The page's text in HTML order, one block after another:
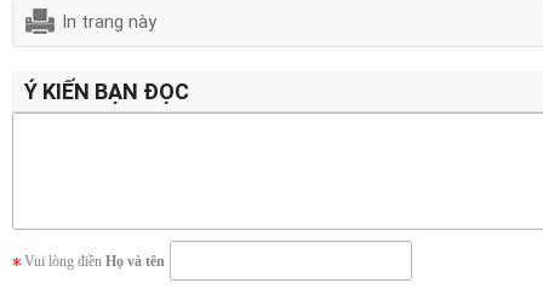
In trang này
Ý KIẾN BẠN ĐỌC
Vui lòng điền Họ và tên